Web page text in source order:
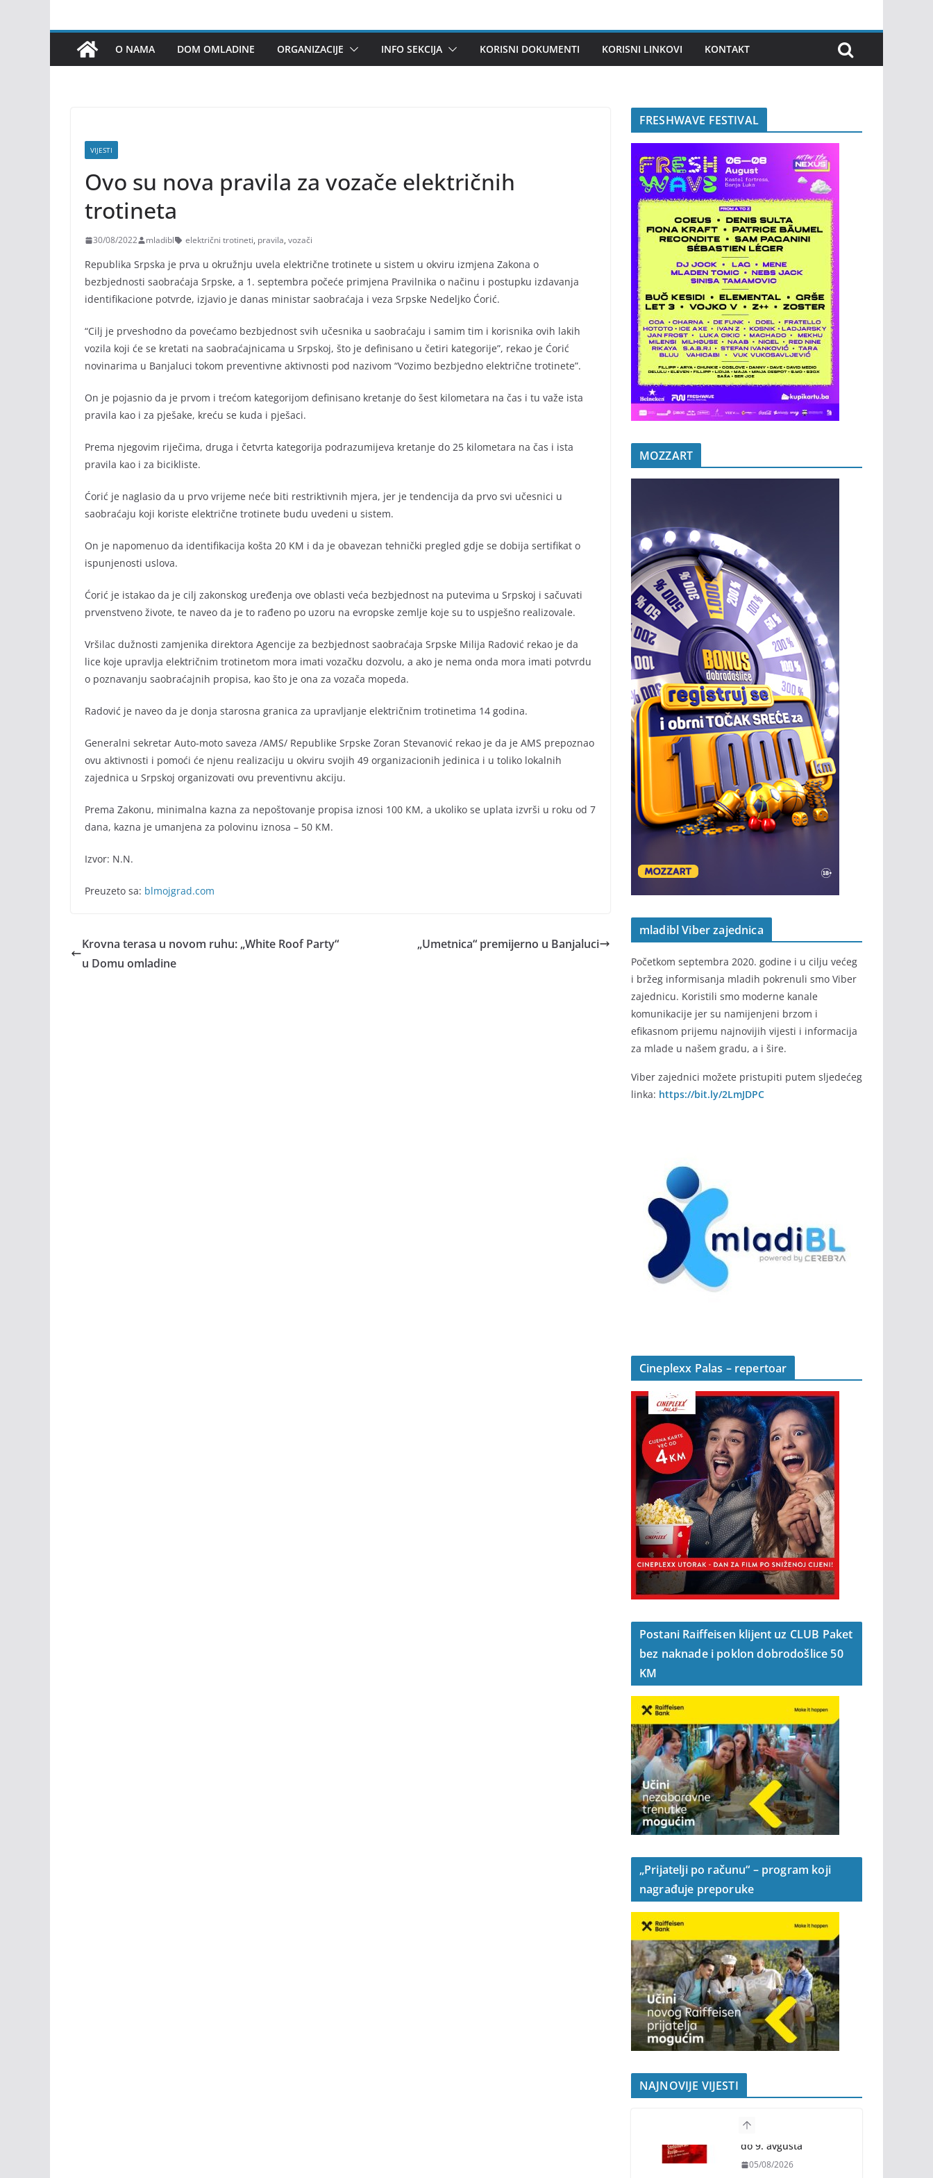
O NAMA DOM OMLADINE ORGANIZACIJE INFO SEKCIJA KORISNI DOKUMENTI KORISNI LINKOVI KONTAKT
VIJESTI
Ovo su nova pravila za vozače električnih
trotineta
30/08/2022 mladibl električni trotineti, pravila, vozači
Republika Srpska je prva u okružnju uvela električne trotinete u sistem u okviru izmjena Zakona o
bezbjednosti saobraćaja Srpske, a 1. septembra počeće primjena Pravilnika o načinu i postupku izdavanja
identifikacione potvrde, izjavio je danas ministar saobraćaja i veza Srpske Nedeljko Ćorić.
“Cilj je prveshodno da povećamo bezbjednost svih učesnika u saobraćaju i samim tim i korisnika ovih lakih
vozila koji će se kretati na saobraćajnicama u Srpskoj, što je definisano u četiri kategorije”, rekao je Ćorić
novinarima u Banjaluci tokom preventivne aktivnosti pod nazivom “Vozimo bezbjedno električne trotinete”.
On je pojasnio da je prvom i trećom kategorijom definisano kretanje do šest kilometara na čas i tu važe ista
pravila kao i za pješake, kreću se kuda i pješaci.
Prema njegovim riječima, druga i četvrta kategorija podrazumijeva kretanje do 25 kilometara na čas i ista
pravila kao i za bicikliste.
Ćorić je naglasio da u prvo vrijeme neće biti restriktivnih mjera, jer je tendencija da prvo svi učesnici u
saobraćaju koji koriste električne trotinete budu uvedeni u sistem.
On je napomenuo da identifikacija košta 20 KM i da je obavezan tehnički pregled gdje se dobija sertifikat o
ispunjenosti uslova.
Ćorić je istakao da je cilj zakonskog uređenja ove oblasti veća bezbjednost na putevima u Srpskoj i sačuvati
prvenstveno živote, te naveo da je to rađeno po uzoru na evropske zemlje koje su to uspješno realizovale.
Vršilac dužnosti zamjenika direktora Agencije za bezbjednost saobraćaja Srpske Milija Radović rekao je da
lice koje upravlja električnim trotinetom mora imati vozačku dozvolu, a ako je nema onda mora imati potvrdu
o poznavanju saobraćajnih propisa, kao što je ona za vozača mopeda.
Radović je naveo da je donja starosna granica za upravljanje električnim trotinetima 14 godina.
Generalni sekretar Auto-moto saveza /AMS/ Republike Srpske Zoran Stevanović rekao je da je AMS prepoznao
ovu aktivnosti i pomoći će njenu realizaciju u okviru svojih 49 organizacionih jedinica i u toliko lokalnih
zajednica u Srpskoj organizovati ovu preventivnu akciju.
Prema Zakonu, minimalna kazna za nepoštovanje propisa iznosi 100 КM, a ukoliko se uplata izvrši u roku od 7
dana, kazna je umanjena za polovinu iznosa – 50 КM.
Izvor: N.N.
Preuzeto sa: blmojgrad.com
Krovna terasa u novom ruhu: „White Roof Party“
u Domu omladine
„Umetnica“ premijerno u Banjaluci
FRESHWAVE FESTIVAL
MOZZART
mladibl Viber zajednica
Početkom septembra 2020. godine i u cilju većeg
i bržeg informisanja mladih pokrenuli smo Viber
zajednicu. Koristili smo moderne kanale
komunikacije jer su namijenjeni brzom i
efikasnom prijemu najnovijih vijesti i informacija
za mlade u našem gradu, a i šire.
Viber zajednici možete pristupiti putem sljedećeg
linka: https://bit.ly/2LmJDPC
Cineplexx Palas – repertoar
Postani Raiffeisen klijent uz CLUB Paket
bez naknade i poklon dobrodošlice 50
KM
„Prijatelji po računu“ – program koji
nagrađuje preporuke
NAJNOVIJE VIJESTI
Banjaluka spremna